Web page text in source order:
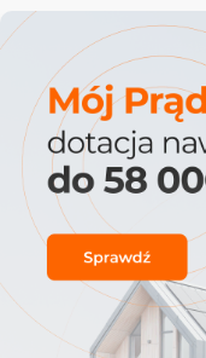
by
nie przekraczała